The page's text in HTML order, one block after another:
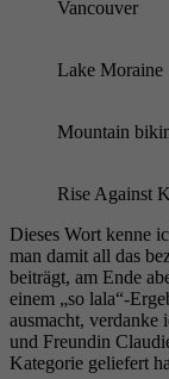
Vancouver
Lake Moraine
Mountain
Rise Against
Dieses Wort kenne
man damit all das
beiträgt, am Ende
einem „so lala“-
ausmacht, verdanke
und Freundin
Kategorie geliefert